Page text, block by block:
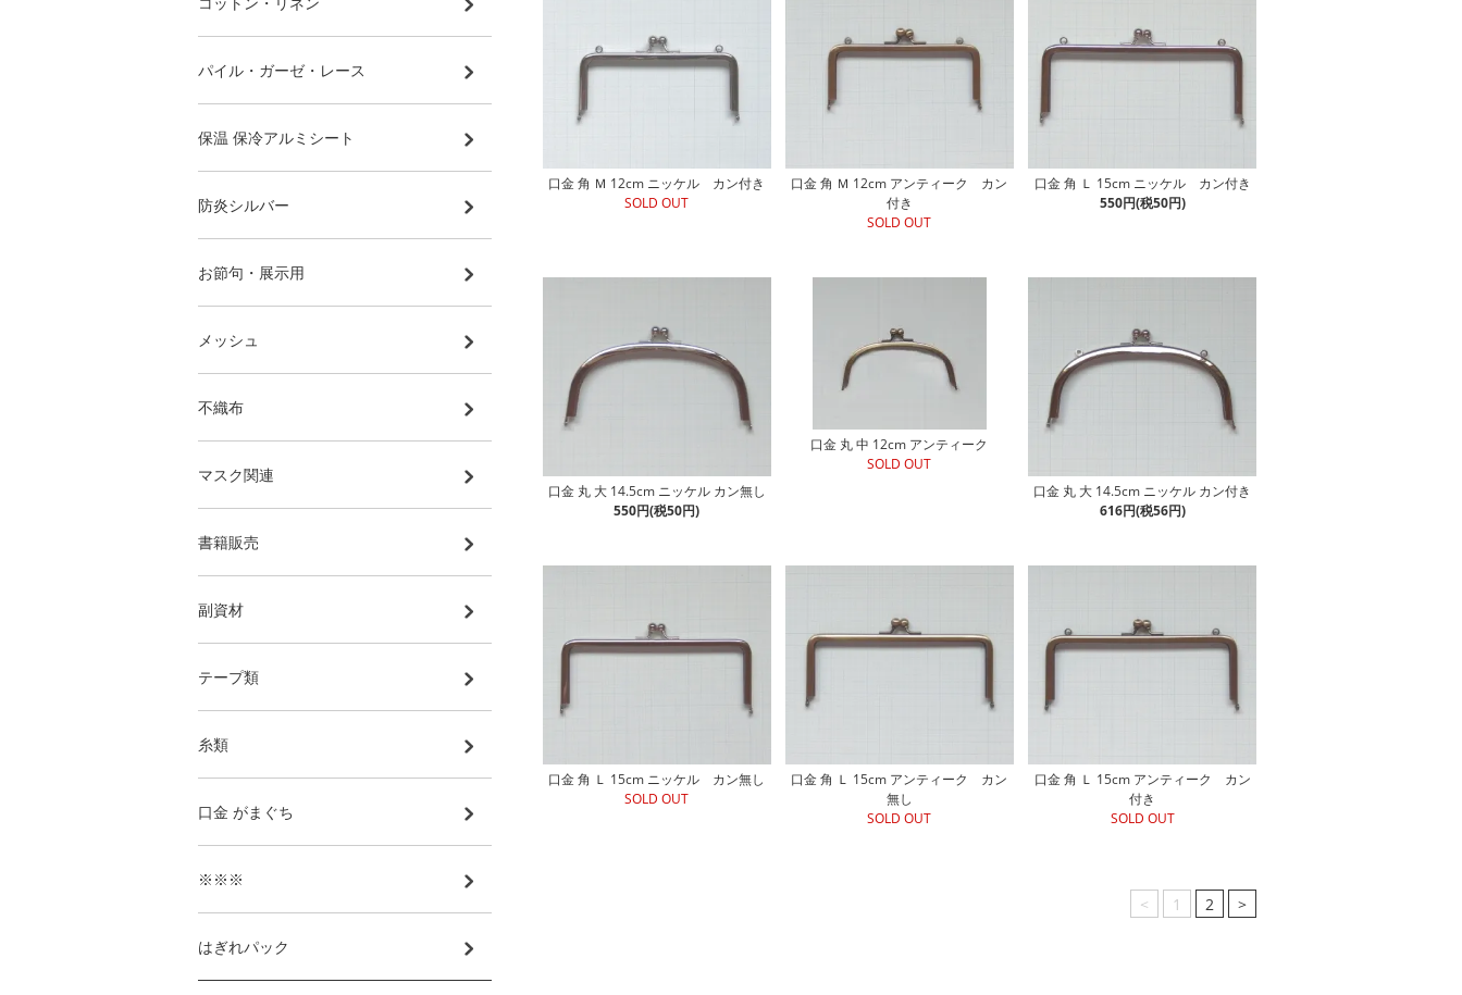
口金 角 Ｍ 12cm ニッケル カン付き
SOLD OUT
口金 角 Ｍ 12cm アンティーク カン
付き
SOLD OUT
口金 角 Ｌ 15cm ニッケル カン付き
550円(税50円)
口金 丸 大 14.5cm ニッケル カン無し
550円(税50円)
口金 丸 中 12cm アンティーク
SOLD OUT
口金 丸 大 14.5cm ニッケル カン付き
616円(税56円)
口金 角 Ｌ 15cm ニッケル カン無し
SOLD OUT
口金 角 Ｌ 15cm アンティーク カン
無し
SOLD OUT
口金 角 Ｌ 15cm アンティーク カン
付き
SOLD OUT
< 1 2 >
パイル・ガーゼ・レース
保温 保冷アルミシート
防炎シルバー
お節句・展示用
メッシュ
不織布
マスク関連
書籍販売
副資材
テープ類
糸類
口金 がまぐち
※※※
はぎれパック